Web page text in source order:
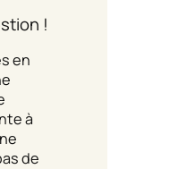
!
en
à
de